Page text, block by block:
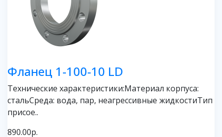
Фланец 1-100-10 LD
Технические характеристики:Материал корпуса:
стальСреда: вода, пар, неагрессивные жидкостиТип
присое..
890.00р.